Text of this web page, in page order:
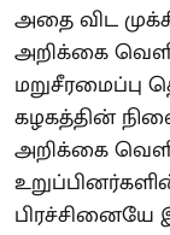
அதை விட
அறிக்கை
மறுசீரமைப்பு
கழகத்தின்
அறிக்கை